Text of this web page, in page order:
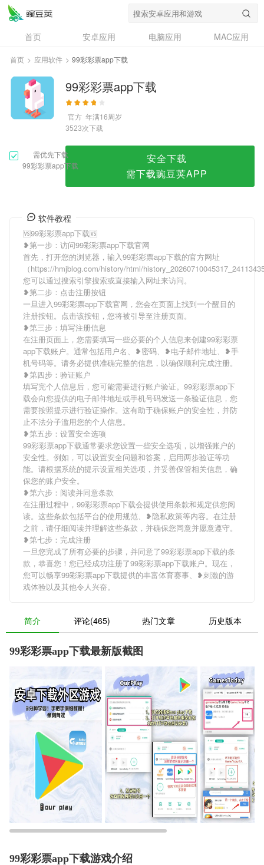
首页 安卓应用 电脑应用
MAC应用
资讯
专题
问答
首页 > 应用软件 > 99彩彩票app下载
99彩彩票app下载
官方 年满16周岁
3523次下载
需优先下载
99彩彩票app下载
安全下载
需下载豌豆荚APP
软件教程
🆚99彩彩票app下载🆚
❥第一步：访问99彩彩票app下载官网
首先，打开您的浏览器，输入99彩彩票app下载的官方网址
（https://hmjblog.com/history/html/
您可以通过搜索引擎搜索或直接输入网址来访问。
❥第二步：点击注册按钮
一旦进入99彩彩票app下载官网，您会在页面上找到一个醒目的
注册按钮。点击该按钮，您将被引导至注册页面。
❥第三步：填写注册信息
在注册页面上，您需要填写一些必要的个人信息来创建99彩彩票
app下载账户。通常包括用户名、❥密码、❥电子邮件地址、❥手
机号码等。请务必提供准确完整的信息，以确保顺利完成注册。
❥第四步：验证账户
填写完个人信息后，您可能需要进行账户验证。99彩彩票app下
载会向您提供的电子邮件地址或手机号码发送一条验证信息，您
需要按照提示进行验证操作。这有助于确保账户的安全性，并防
止不法分子滥用您的个人信息。
❥第五步：设置安全选项
99彩彩票app下载通常要求您设置一些安全选项，以增强账户的
安全性。例如，可以设置安全问题和答案，启用两步验证等功
能。请根据系统的提示设置相关选项，并妥善保管相关信息，确
保您的账户安全。
❥第六步：阅读并同意条款
在注册过程中，99彩彩票app下载会提供使用条款和规定供您阅
读。这些条款包括平台的使用规范、❥隐私政策等内容。在注册
之前，请仔细阅读并理解这些条款，并确保您同意并愿意遵守。
❥第七步：完成注册
一旦您完成了所有必要的步骤，并同意了99彩彩票app下载的条
款，恭喜您！您已经成功注册了99彩彩票app下载账户。现在，
您可以畅享99彩彩票app下载提供的丰富体育赛事、❥刺激的游
戏体验以及其他令人兴奋。
简介 评论(465) 热门文章 历史版本
99彩彩票app下载最新版截图
99彩彩票app下载游戏介绍